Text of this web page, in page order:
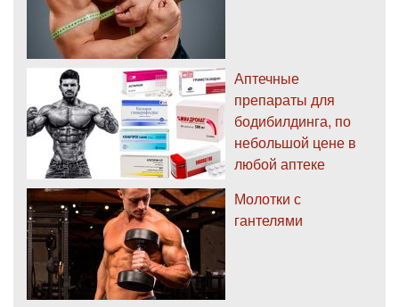
Аптечные
препараты для
бодибилдинга, по
небольшой цене в
любой аптеке
Молотки с
гантелями